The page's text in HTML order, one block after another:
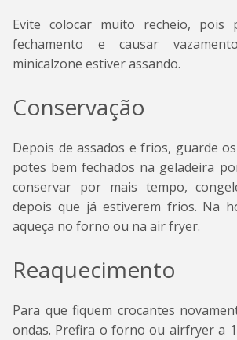
Evite colocar muito recheio, pois
fechamento e causar
minicalzone estiver assando.
Conservação
Depois de assados e frios, guarde
potes bem fechados na geladeira
conservar por mais tempo,
depois que já estiverem frios. Na
aqueça no forno ou na air fryer.
Reaquecimento
Para que fiquem crocantes
ondas. Prefira o forno ou airfryer a